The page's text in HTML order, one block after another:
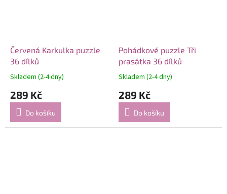
Červená Karkulka puzzle
36 dílků
Skladem (2-4 dny)
289 Kč
Do košíku
Pohádkové puzzle Tři
prasátka 36 dílků
Skladem (2-4 dny)
289 Kč
Do košíku